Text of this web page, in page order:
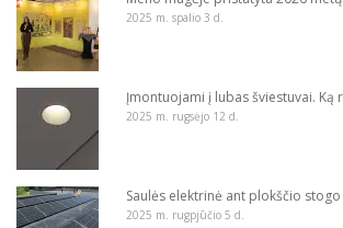
2025 m. spalio 3 d.
Įmontuojami į lubas šviestuvai. Ką
2025 m. rugsėjo 12 d.
Saulės elektrinė ant plokščio stogo
2025 m. rugpjūčio 5 d.